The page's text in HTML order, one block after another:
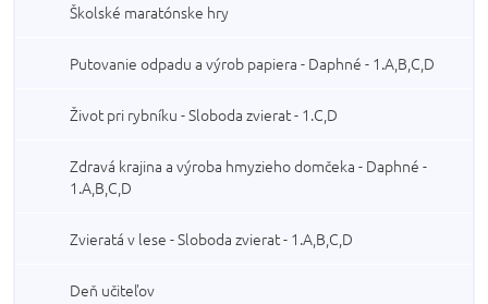
Školské maratónske hry
Putovanie odpadu a výrob papiera - Daphné - 1.A,B,C,D
Život pri rybníku - Sloboda zvierat - 1.C,D
Zdravá krajina a výroba hmyzieho domčeka - Daphné -
1.A,B,C,D
Zvieratá v lese - Sloboda zvierat - 1.A,B,C,D
Deň učiteľov